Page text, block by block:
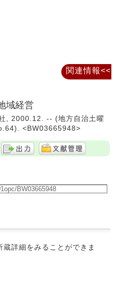
域経営
, 2000.12. -- (地方自治土曜
<BW03665948>
詳細をみることができま
関連情報<<